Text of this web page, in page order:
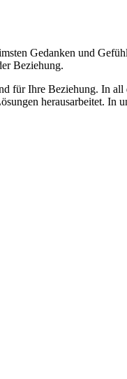
Gedanken und
Beziehung.
für Ihre Beziehung. In
herausarbeitet. In